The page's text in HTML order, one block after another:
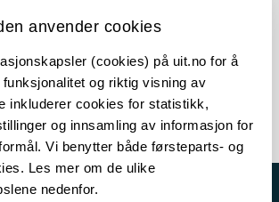
anvender cookies
(cookies) på uit.no for å
og riktig visning av
inkluderer cookies for statistikk,
og innsamling av informasjon for
Vi benytter både førsteparts- og
Les mer om de ulike
nedenfor.
of Health psychology